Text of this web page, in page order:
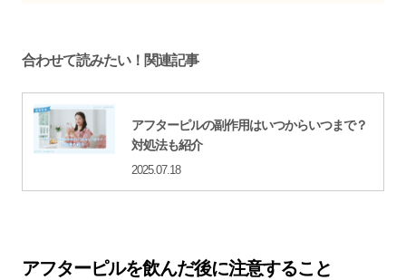
合わせて読みたい！関連記事
アフターピルの副作用はいつからいつまで？
対処法も紹介
2025.07.18
アフターピルを飲んだ後に注意すること